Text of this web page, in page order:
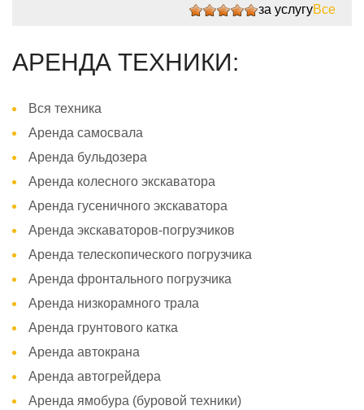
5
за услугуВсе
АРЕНДА ТЕХНИКИ:
Вся техника
Аренда самосвала
Аренда бульдозера
Аренда колесного экскаватора
Аренда гусеничного экскаватора
Аренда экскаваторов-погрузчиков
Аренда телескопического погрузчика
Аренда фронтального погрузчика
Аренда низкорамного трала
Аренда грунтового катка
Аренда автокрана
Аренда автогрейдера
Аренда ямобура (буровой техники)